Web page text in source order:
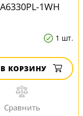
1WH
1 шт.
В КОРЗИНУ